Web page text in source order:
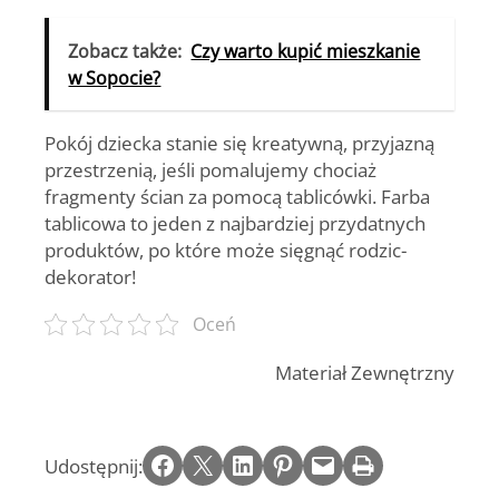
Zobacz także: Czy warto kupić mieszkanie
w Sopocie?
Pokój dziecka stanie się kreatywną, przyjazną
przestrzenią, jeśli pomalujemy chociaż
fragmenty ścian za pomocą tablicówki. Farba
tablicowa to jeden z najbardziej przydatnych
produktów, po które może sięgnąć rodzic-
dekorator!
Oceń
Materiał Zewnętrzny
Udostępnij: Share on Facebook Email this Page Share on LinkedIn Share on Pinterest Email this Page Print this Page